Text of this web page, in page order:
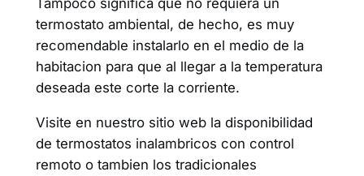
termostato ambiental, de hecho, es muy
recomendable instalarlo en el medio de la
habitacion para que al llegar a la temperatura
deseada este corte la corriente.
Visite en nuestro sitio web la disponibilidad
de termostatos inalambricos con control
remoto o tambien los tradicionales